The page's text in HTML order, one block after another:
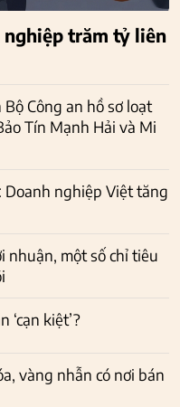
trăm tỷ liên
Công an hồ sơ loạt
Tín Mạnh Hải và Mi
nghiệp Việt tăng
nhuận, một số chỉ tiêu
‘cạn kiệt’?
vàng nhẫn có nơi bán